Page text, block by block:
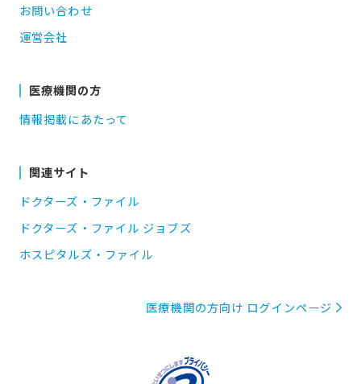
お問い合わせ
運営会社
医療機関の方
情報掲載にあたって
関連サイト
ドクターズ・ファイル
ドクターズ・ファイル ジョブズ
ホスピタルズ・ファイル
医療機関の方向け ログインページ